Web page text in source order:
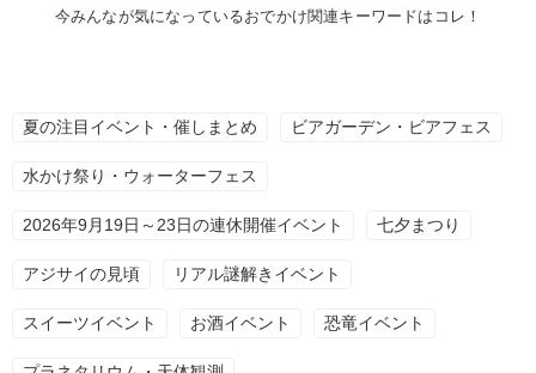
今みんなが気になっているおでかけ関連キーワードはコレ！
夏の注目イベント・催しまとめ ビアガーデン・ビアフェス
水かけ祭り・ウォーターフェス
2026年9月19日～23日の連休開催イベント 七夕まつり
アジサイの見頃 リアル謎解きイベント
スイーツイベント お酒イベント 恐竜イベント